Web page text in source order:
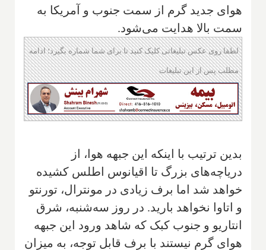
هوای جدید گرم از سمت جنوب و آمریکا به
سمت بالا هدایت می‌شود.
لطفا روی عکس تبلیغاتی کلیک کنید تا برای شما شماره بگیرد؛ ادامه
مطلب پس از این تبلیغات
بدین ترتیب با اینکه این جبهه هوا، از
دریاچه‌های بزرگ تا اقیانوس اطلس کشیده
خواهد شد اما برف زیادی در مونترال، تورنتو
و اتاوا نخواهد بارید. در روز سه‌شنبه، شرق
انتاریو و جنوب کبک که شاهد ورود این جبهه
هوای گرم نیستند با برف قابل توجه، به میزان